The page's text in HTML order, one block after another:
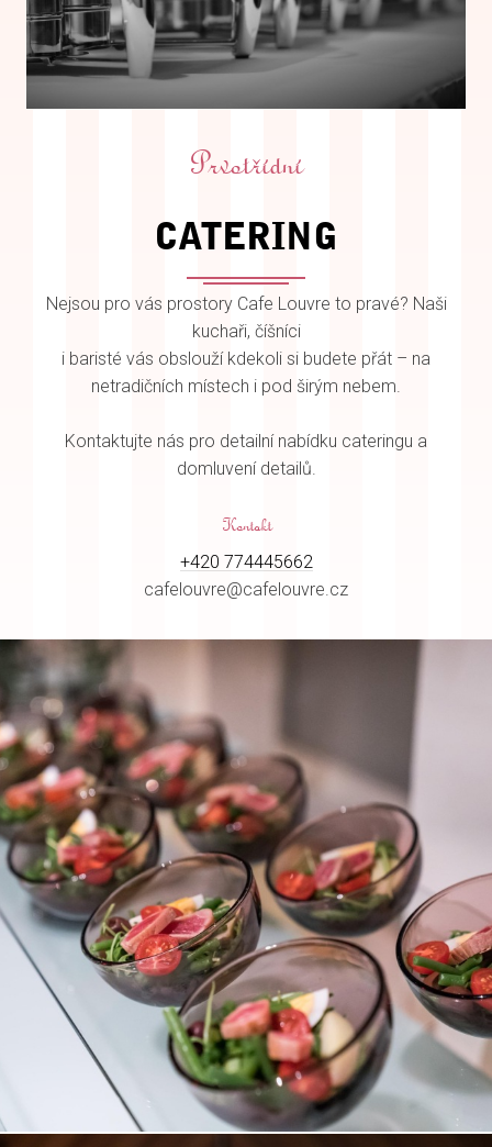
Prvotřídní
CATERING
Nejsou pro vás prostory Cafe Louvre to pravé? Naši
kuchaři, číšníci
i baristé vás obslouží kdekoli si budete přát – na
netradičních místech i pod širým nebem.
Kontaktujte nás pro detailní nabídku cateringu a
domluvení detailů.
Kontakt
+420 774445662
cafelouvre@cafelouvre.cz